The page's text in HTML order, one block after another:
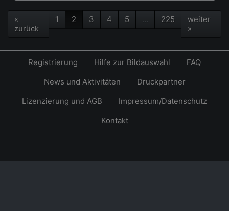
«
zurück
1 2 3 4 5 … 225
weiter
»
Registrierung Hilfe zur Bildauswahl
FAQ
News und Aktivitäten
Druckpartner
Lizenzierung und AGB
Impressum/Datenschutz
Kontakt